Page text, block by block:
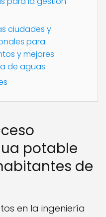
ciudades y
para
y mejores
de aguas
potable
de
en la ingeniería